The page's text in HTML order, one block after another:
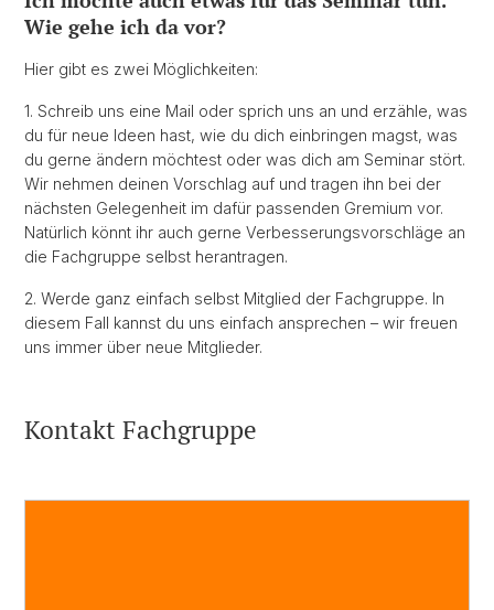
Wie gehe ich da vor?
Hier gibt es zwei Möglichkeiten:
1. Schreib uns eine Mail oder sprich uns an und erzähle, was
du für neue Ideen hast, wie du dich einbringen magst, was
du gerne ändern möchtest oder was dich am Seminar stört.
Wir nehmen deinen Vorschlag auf und tragen ihn bei der
nächsten Gelegenheit im dafür passenden Gremium vor.
Natürlich könnt ihr auch gerne Verbesserungsvorschläge an
die Fachgruppe selbst herantragen.
2. Werde ganz einfach selbst Mitglied der Fachgruppe. In
diesem Fall kannst du uns einfach ansprechen – wir freuen
uns immer über neue Mitglieder.
Kontakt Fachgruppe